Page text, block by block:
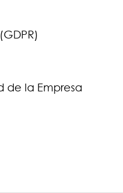
de la Empresa